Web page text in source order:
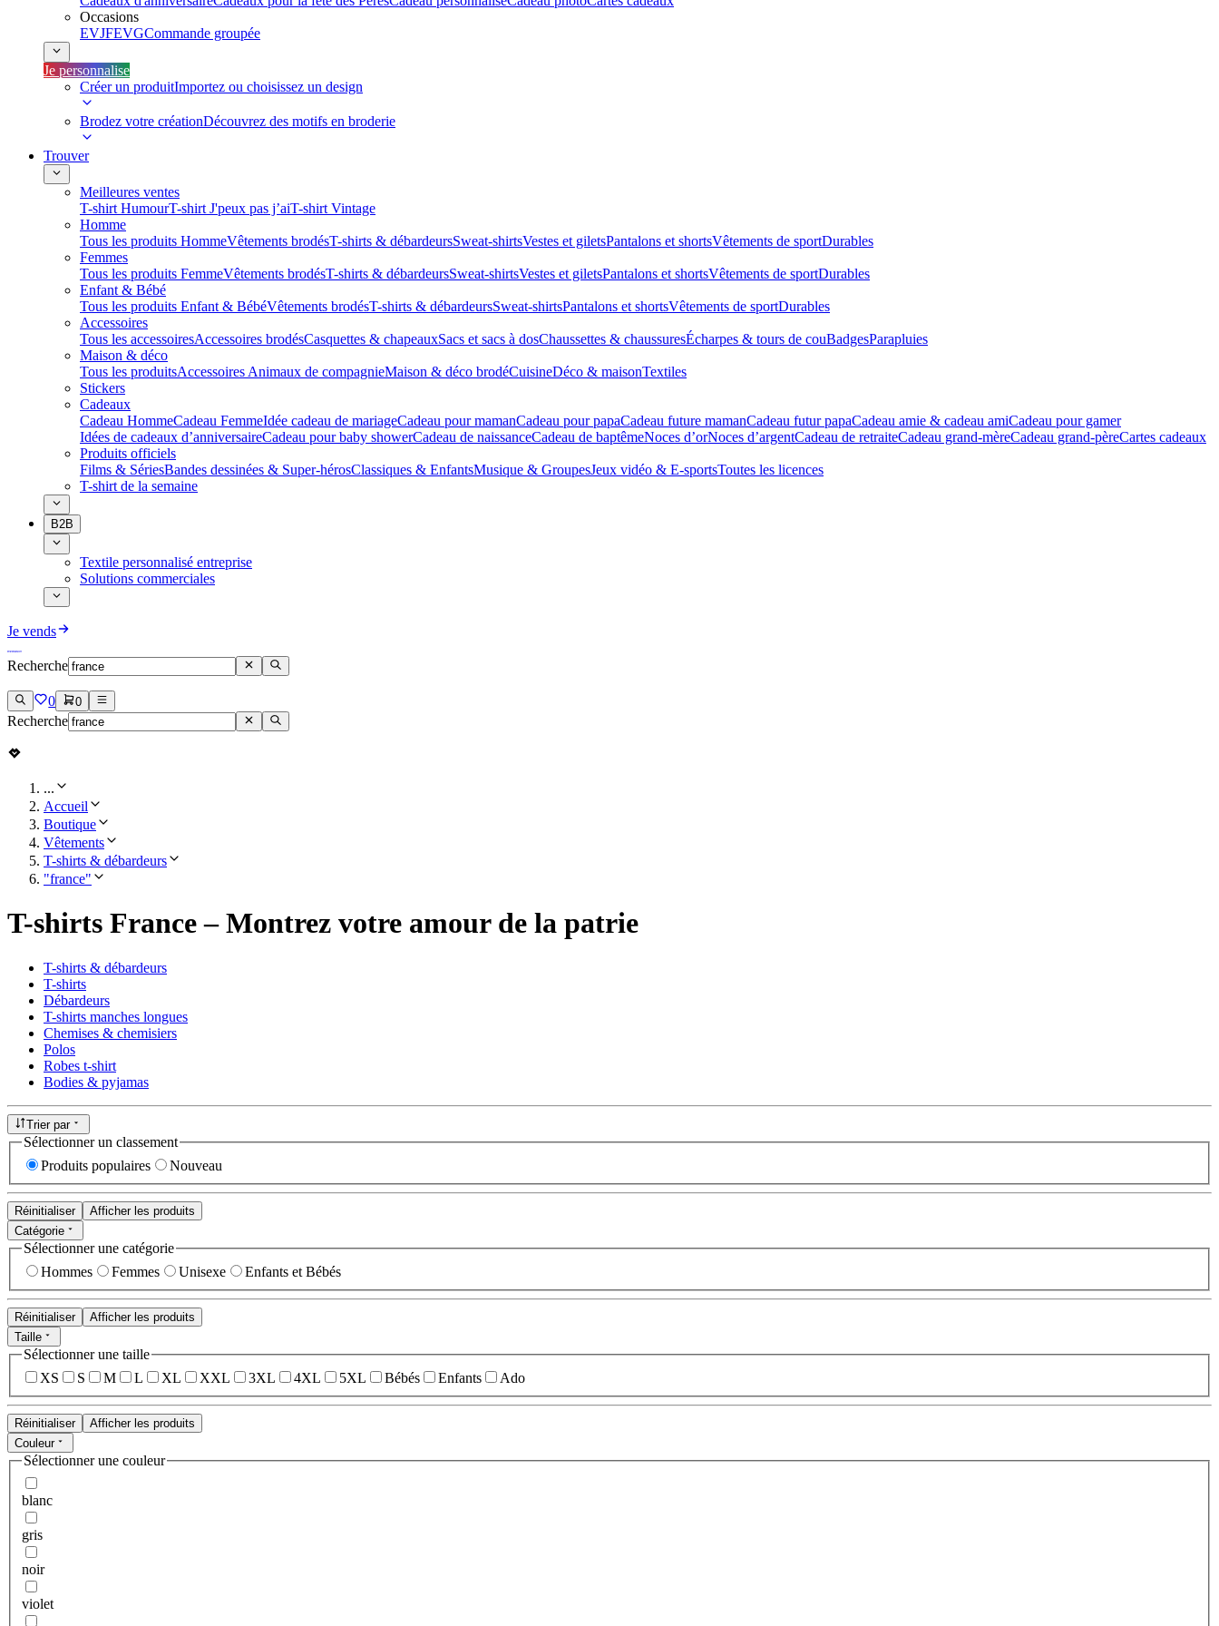
Occasions
EVJFEVGCommande groupée
Je personnalise
Créer un produitImportez ou choisissez un design
Brodez votre créationDécouvrez des motifs en broderie
Trouver
Meilleures ventes
T-shirt HumourT-shirt J'peux pas j’aiT-shirt Vintage
Homme
Tous les produits HommeVêtements brodésT-shirts & débardeursSweat-shirtsVestes et giletsPantalons et shortsVêtements de sportDurables
Femmes
Tous les produits FemmeVêtements brodésT-shirts & débardeursSweat-shirtsVestes et giletsPantalons et shortsVêtements de sportDurables
Enfant & Bébé
Tous les produits Enfant & BébéVêtements brodésT-shirts & débardeursSweat-shirtsPantalons et shortsVêtements de sportDurables
Accessoires
Tous les accessoiresAccessoires brodésCasquettes & chapeauxSacs et sacs à dosChaussettes & chaussuresÉcharpes & tours de couBadgesParapluies
Maison & déco
Tous les produitsAccessoires Animaux de compagnieMaison & déco brodéCuisineDéco & maisonTextiles
Stickers
Cadeaux
Cadeau HommeCadeau FemmeIdée cadeau de mariage​Cadeau pour mamanCadeau pour papaCadeau future mamanCadeau futur papaCadeau amie & cadeau amiCadeau pour gamer
Idées de cadeaux d’anniversaireCadeau pour baby showerCadeau de naissanceCadeau de baptêmeNoces d’orNoces d’argentCadeau de retraiteCadeau grand-mèreCadeau grand-pèreCartes cadeaux
Produits officiels
Films & SériesBandes dessinées & Super-hérosClassiques & EnfantsMusique & GroupesJeux vidéo & E-sportsToutes les licences
T-shirt de la semaine
B2B
Textile personnalisé entreprise
Solutions commerciales
Je vends
Recherche
0 0
Recherche
...
Accueil
Boutique
Vêtements
T-shirts & débardeurs
"france"
T-shirts France – Montrez votre amour de la patrie
T-shirts & débardeurs
T-shirts
Débardeurs
T-shirts manches longues
Chemises & chemisiers
Polos
Robes t-shirt
Bodies & pyjamas
Trier par
Sélectionner un classement
Produits populaires
Nouveau
Réinitialiser
Afficher les produits
Catégorie
Sélectionner une catégorie
Hommes
Femmes Unisexe Enfants et Bébés
Réinitialiser
Afficher les produits
Taille
Sélectionner une taille
XS
S M L XL XXL 3XL 4XL 5XL Bébés Enfants Ado
Réinitialiser
Afficher les produits
Couleur
Sélectionner une couleur
blanc
gris
noir
violet